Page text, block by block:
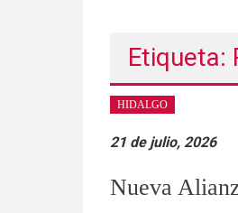
de
Hidalgo
Las
más
Etiqueta:
HIDALGO
21 de julio, 2026
Nueva